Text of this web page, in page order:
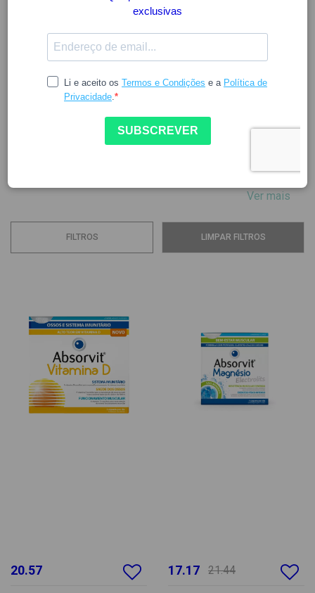
ABSORVIT
A marca Absorvit é conhecida pelos seus suplementos
suas fórmulas, disponíveis para toda a população. A
cuidadosamente os ingredientes e mantém um elevado
padrão de qualidade na produção, sempre com o objetivo
Ver mais
FILTROS LIMPAR FILTROS
20.57 17.17 21.44